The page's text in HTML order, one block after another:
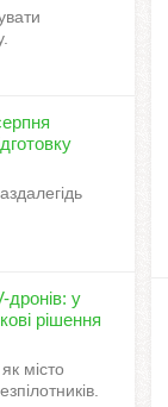
дронів: у
рішення
місто